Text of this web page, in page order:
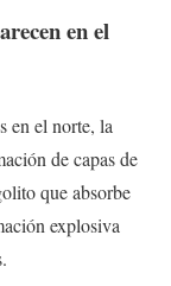
en el
en el norte, la
de capas de
que absorbe
explosiva